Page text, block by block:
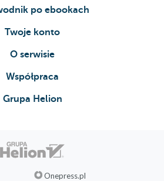
po ebookach
Twoje konto
O serwisie
Współpraca
Grupa Helion
Onepress.pl